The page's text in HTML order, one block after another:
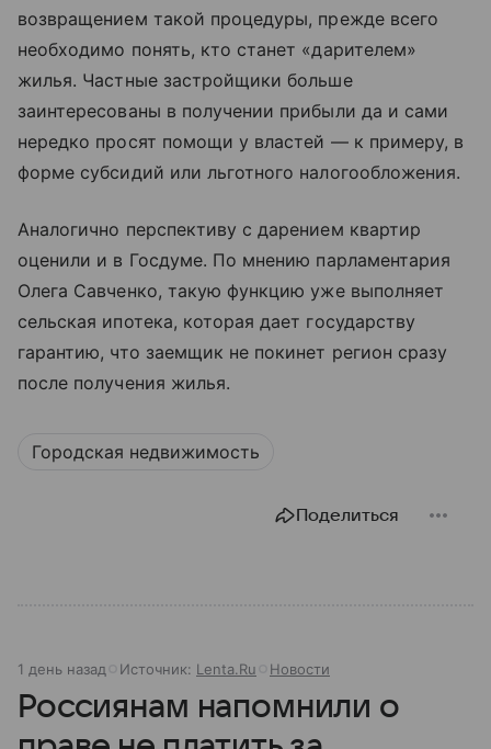
возвращением такой процедуры, прежде всего
необходимо понять, кто станет «дарителем»
жилья. Частные застройщики больше
заинтересованы в получении прибыли да и сами
нередко просят помощи у властей — к примеру, в
форме субсидий или льготного налогообложения.
Аналогично перспективу с дарением квартир
оценили и в Госдуме. По мнению парламентария
Олега Савченко, такую функцию уже выполняет
сельская ипотека, которая дает государству
гарантию, что заемщик не покинет регион сразу
после получения жилья.
Городская недвижимость
Поделиться
1 день назад Источник: Lenta.Ru Новости
Россиянам напомнили о